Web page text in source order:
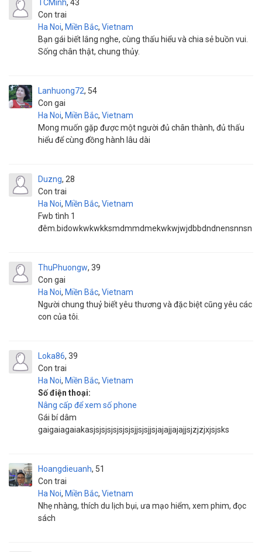
TCMinh
Con trai
43
Ha Noi, Miền Bắc, Vietnam
Bạn gái biết lắng nghe, cùng thấu hiểu và chia sẻ buồn vui.
Sống chân thật, chung thủy.
Lanhuong72
Con gai
54
Ha Noi, Miền Bắc, Vietnam
Mong muốn gặp được một người đủ chân thành, đủ thấu
hiểu để cùng đồng hành lâu dài
Duzng
Con trai
28
Ha Noi, Miền Bắc, Vietnam
Fwb tình 1
đêm.bidowkwkwkksmdmmdmekwkwjwjdbbdndnensnnsn
ThuPhuongw
Con gai
39
Ha Noi, Miền Bắc, Vietnam
Người chung thuỷ biết yêu thương và đặc biệt cũng yêu các
con của tôi.
Loka86
Con trai
39
Ha Noi, Miền Bắc, Vietnam
Số điện thoại:
Nâng cấp để xem số phone
Gái bí dâm
gaigaiagaiakasjsjsjsjsjsjsjsjjsjsjjsjajajjajajjsjzjzjxjsjsks
Hoangdieuanh
Con trai
51
Ha Noi, Miền Bắc, Vietnam
Nhẹ nhàng, thích du lịch bụi, ưa mạo hiểm, xem phim, đọc
sách